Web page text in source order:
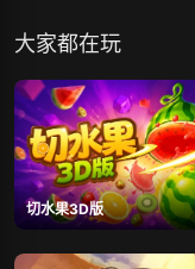
大家都在玩
切水果3D版